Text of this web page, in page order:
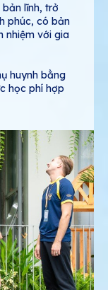
lĩnh, trở
phúc, có bản
nhiệm với gia
huynh bằng
học phí hợp